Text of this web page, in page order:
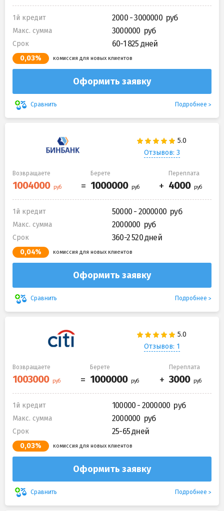
1й кредит 2000 - 3000000
Макс. сумма 3000000
Срок 60-1 825 дней
0,03% комиссия для новых клиентов
Оформить заявку
Сравнить Подробнее
Отзывов: 3
Возвращаете Берете Переплата
1й кредит 50000 - 2000000
Макс. сумма 2000000
Срок 360-2 520 дней
0,04% комиссия для новых клиентов
Оформить заявку
Сравнить Подробнее
Отзывов: 1
Возвращаете Берете Переплата
1й кредит 100000 - 2000000
Макс. сумма 2000000
Срок 25-65 дней
0,03% комиссия для новых клиентов
Оформить заявку
Сравнить Подробнее